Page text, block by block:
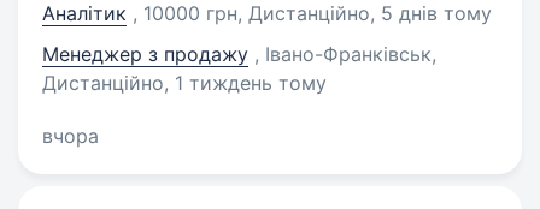
Аналітик , 10000 грн, Дистанційно, 5 днів тому
Менеджер з продажу , Івано-Франківськ,
Дистанційно, 1 тиждень тому
вчора